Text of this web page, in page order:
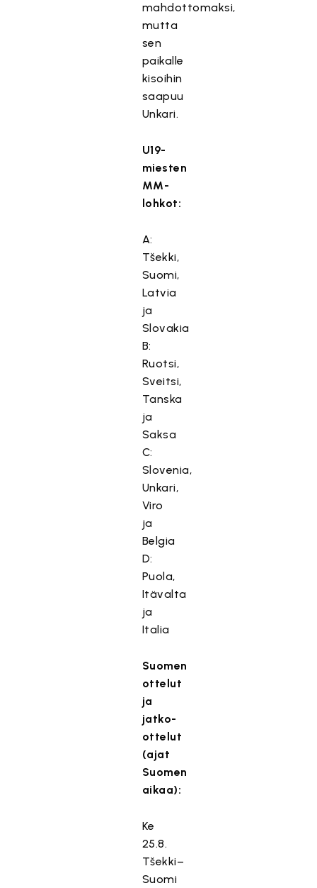
mahdottomaksi,
mutta
sen
paikalle
kisoihin
saapuu
Unkari.
U19-
miesten
MM-
lohkot:
A:
Tšekki,
Suomi,
Latvia
ja
Slovakia
B:
Ruotsi,
Sveitsi,
Tanska
ja
Saksa
C:
Slovenia,
Unkari,
Viro
ja
Belgia
D:
Puola,
Itävalta
ja
Italia
Suomen
ottelut
ja
jatko-
ottelut
(ajat
Suomen
aikaa):
Ke
25.8.
Tšekki–
Suomi